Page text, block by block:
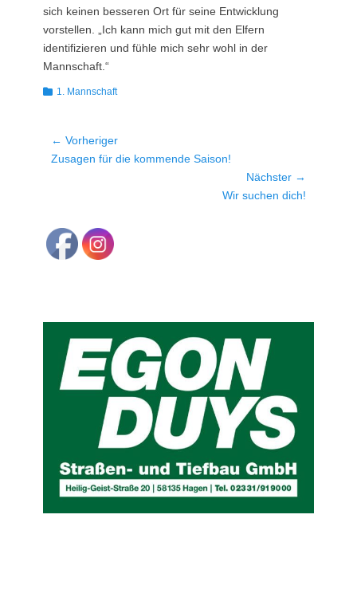
sich keinen besseren Ort für seine Entwicklung
vorstellen. „Ich kann mich gut mit den Elfern
identifizieren und fühle mich sehr wohl in der
Mannschaft.“
Kategorien
1. Mannschaft
Beitragsnavigation
← Vorheriger
Vorheriger
Zusagen für die kommende Saison!
Nächster →
Wir suchen dich!